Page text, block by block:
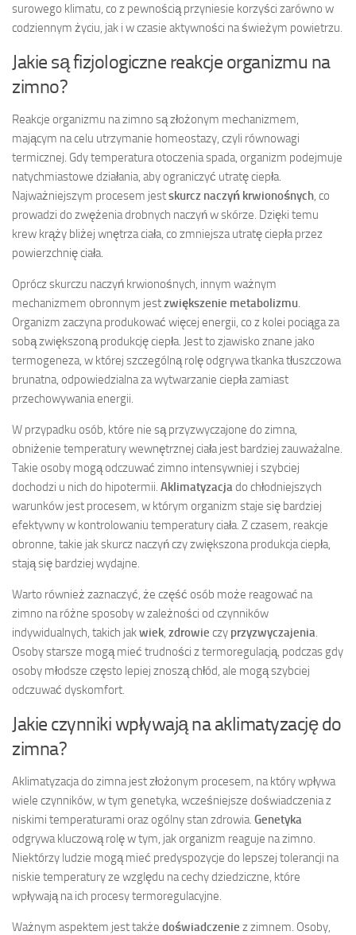
surowego klimatu, co z pewnością przyniesie korzyści zarówno w
codziennym życiu, jak i w czasie aktywności na świeżym powietrzu.
Jakie są fizjologiczne reakcje organizmu na
zimno?
Reakcje organizmu na zimno są złożonym mechanizmem,
mającym na celu utrzymanie homeostazy, czyli równowagi
termicznej. Gdy temperatura otoczenia spada, organizm podejmuje
natychmiastowe działania, aby ograniczyć utratę ciepła.
Najważniejszym procesem jestskurcz naczyń krwionośnych, co
prowadzi do zwężenia drobnych naczyń w skórze. Dzięki temu
krew krąży bliżej wnętrza ciała, co zmniejsza utratę ciepła przez
powierzchnię ciała.
Oprócz skurczu naczyń krwionośnych, innym ważnym
mechanizmem obronnym jestzwiększenie metabolizmu.
Organizm zaczyna produkować więcej energii, co z kolei pociąga za
sobą zwiększoną produkcję ciepła. Jest to zjawisko znane jako
termogeneza, w której szczególną rolę odgrywa tkanka tłuszczowa
brunatna, odpowiedzialna za wytwarzanie ciepła zamiast
przechowywania energii.
W przypadku osób, które nie są przyzwyczajone do zimna,
obniżenie temperatury wewnętrznej ciała jest bardziej zauważalne.
Takie osoby mogą odczuwać zimno intensywniej i szybciej
dochodzi u nich do hipotermii. Aklimatyzacjado chłodniejszych
warunków jest procesem, w którym organizm staje się bardziej
efektywny w kontrolowaniu temperatury ciała. Z czasem, reakcje
obronne, takie jak skurcz naczyń czy zwiększona produkcja ciepła,
stają się bardziej wydajne.
Warto również zaznaczyć, że część osób może reagować na
zimno na różne sposoby w zależności od czynników
indywidualnych, takich jakwiek, zdrowie czy przyzwyczajenia.
Osoby starsze mogą mieć trudności z termoregulacją, podczas gdy
osoby młodsze często lepiej znoszą chłód, ale mogą szybciej
odczuwać dyskomfort.
Jakie czynniki wpływają na aklimatyzację do
zimna?
Aklimatyzacja do zimna jest złożonym procesem, na który wpływa
wiele czynników, w tym genetyka, wcześniejsze doświadczenia z
niskimi temperaturami oraz ogólny stan zdrowia. Genetyka
odgrywa kluczową rolę w tym, jak organizm reaguje na zimno.
Niektórzy ludzie mogą mieć predyspozycje do lepszej tolerancji na
niskie temperatury ze względu na cechy dziedziczne, które
wpływają na ich procesy termoregulacyjne.
Ważnym aspektem jest także doświadczenie z zimnem. Osoby,